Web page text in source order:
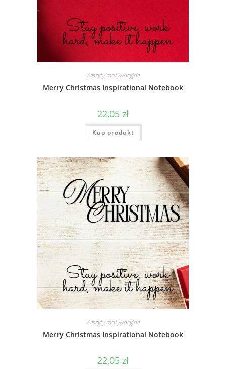
Zeszyty motywacyjne
Merry Christmas Inspirational Notebook
22,05 zł
Kup produkt
Zeszyty motywacyjne
Merry Christmas Inspirational Notebook
22,05 zł